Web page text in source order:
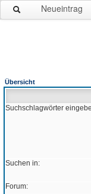
Neueintrag
Übersicht
Suchschlagwörter
Suchen in:
Forum: